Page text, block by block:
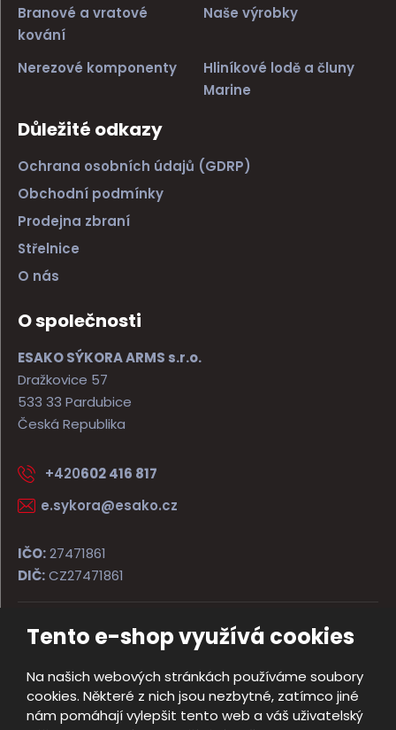
Tento e-shop využívá cookies
Na našich webových stránkách používáme soubory
cookies. Některé z nich jsou nezbytné, zatímco jiné
nám pomáhají vylepšit tento web a váš uživatelský
Branové a vratové
kování
Naše výrobky
Nerezové komponenty
Hliníkové lodě a čluny
Marine
Důležité odkazy
Ochrana osobních údajů (GDRP)
Obchodní podmínky
Prodejna zbraní
Střelnice
O nás
O společnosti
ESAKO SÝKORA ARMS s.r.o.
Dražkovice 57
533 33 Pardubice
Česká Republika
+420602 416 817
e.sykora@esako.cz
IČO:27471861
DIČ:CZ27471861
© 2026, ESAKO SÝKORA ARMS s.r.o.
Mapa stránek